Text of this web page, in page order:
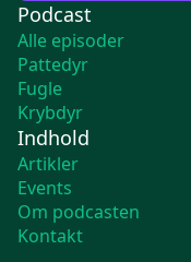
Podcast
Alle episoder
Pattedyr
Fugle
Krybdyr
Indhold
Artikler
Events
Om podcasten
Kontakt